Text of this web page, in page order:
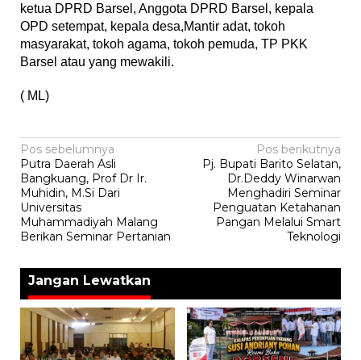
ketua DPRD Barsel, Anggota DPRD Barsel, kepala
OPD setempat, kepala desa,Mantir adat, tokoh
masyarakat, tokoh agama, tokoh pemuda, TP PKK
Barsel atau yang mewakili.
( ML)
Navigasi
pos
Pos sebelumnya
Putra Daerah Asli
Bangkuang, Prof Dr Ir.
Muhidin, M.Si Dari
Universitas
Muhammadiyah Malang
Berikan Seminar Pertanian
Pos berikutnya
Pj. Bupati Barito Selatan,
Dr.Deddy Winarwan
Menghadiri Seminar
Penguatan Ketahanan
Pangan Melalui Smart
Teknologi
Jangan Lewatkan